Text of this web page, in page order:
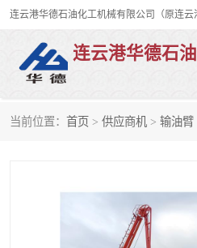
当前位置： 首页 > 供应商机 > 输油臂